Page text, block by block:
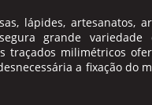
lápides, artesanatos,
grande variedade
traçados milimétricos
a fixação do